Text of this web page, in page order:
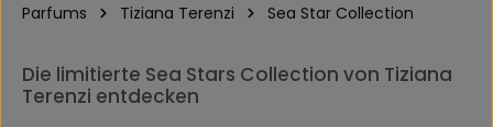
Parfums Tiziana Terenzi Sea Star Collection
Die limitierte Sea Stars Collection von Tiziana
Terenzi entdecken